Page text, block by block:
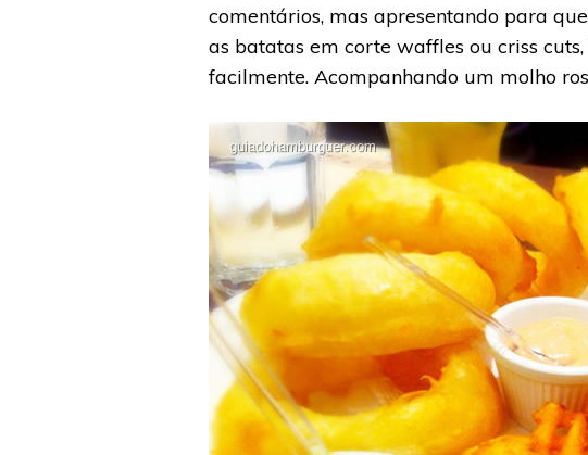
comentários, mas apresentando para
as batatas em corte waffles ou criss
facilmente. Acompanhando um molho